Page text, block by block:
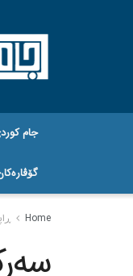
جام
Home